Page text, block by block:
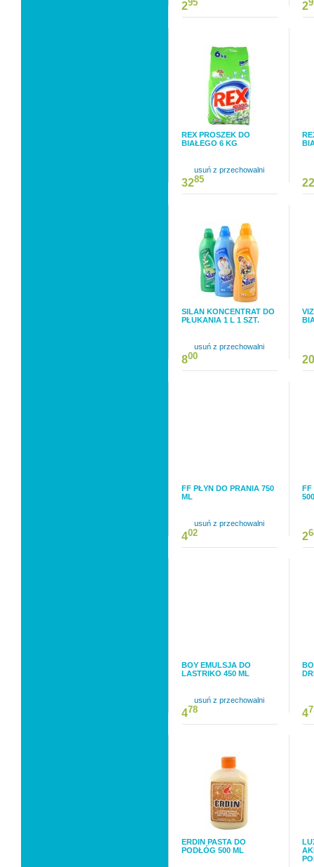
295 2
REX PROSZEK DO
BIAŁEGO 6 KG
usuń z przechowalni
3285 22
SILAN KONCENTRAT DO
PŁUKANIA 1 L 1 SZT.
usuń z przechowalni
800 20
FF PŁYN DO PRANIA 750
ML
usuń z przechowalni
402
FF
2
BOY EMULSJA DO
LASTRIKO 450 ML
usuń z przechowalni
478 4
ERDIN PASTA DO
PODŁÓG 500 ML